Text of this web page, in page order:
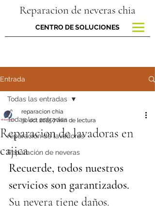
Reparacion de neveras chia
CENTRO DE SOLUCIONES
Entrada
Todas las entradas
reparacion de lavadoras
Reparación de neveras
Todas las entradas
Reparacion de lavadoras en
cajica
reparacion chia
30 oct 20257 min de lectura
Recuerde, todos nuestros
servicios son garantizados.
Su nevera tiene daños.